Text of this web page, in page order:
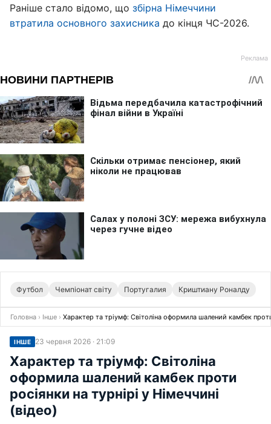
Раніше стало відомо, що збірна Німеччини
втратила основного захисника до кінця ЧС-2026.
Футбол Чемпіонат світу Португалия Криштиану Роналду
Головна › Інше › Характер та тріумф: Світоліна оформила шалений камбек
ІНШЕ 23 червня 2026 · 21:09
Характер та тріумф: Світоліна
оформила шалений камбек проти
росіянки на турнірі у Німеччині
(відео)